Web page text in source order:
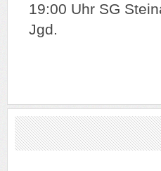
19:00 Uhr SG
Jgd.